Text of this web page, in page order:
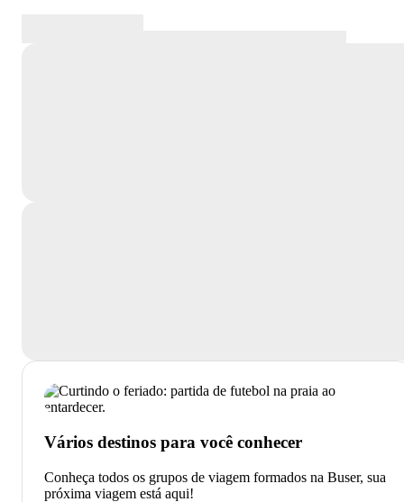
Vários destinos para você conhecer
Conheça todos os grupos de viagem formados na Buser, sua
próxima viagem está aqui!